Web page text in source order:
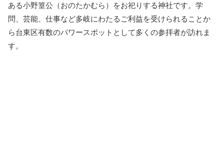
ある小野篁公（おのたかむら）をお祀りする神社です。学
問、芸能、仕事など多岐にわたるご利益を受けられることか
ら台東区有数のパワースポットとして多くの参拝者が訪れま
す。